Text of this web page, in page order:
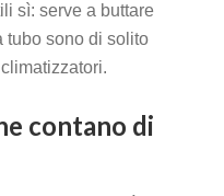
sì: serve a buttare
tubo sono di solito
contano di